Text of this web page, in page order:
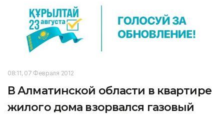
08:11, 07 Февраля 2012
В Алматинской области в квартире
жилого дома взорвался газовый